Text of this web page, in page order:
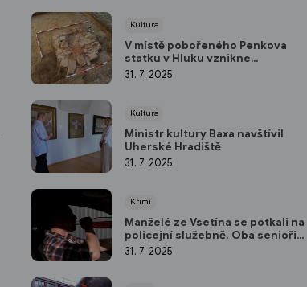
Kultura
V místě pobořeného Penkova
statku v Hluku vznikne
odpočinková zóna. Prostor
31. 7. 2025
Kultura
Ministr kultury Baxa navštívil
Uherské Hradiště
31. 7. 2025
Krimi
Manželé ze Vsetína se potkali na
policejní služebně. Oba senioři
řídili opilí
31. 7. 2025